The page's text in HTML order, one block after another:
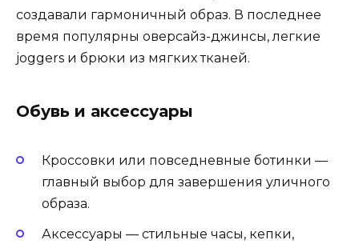
создавали гармоничный образ. В последнее
время популярны оверсайз-джинсы, легкие
joggers и брюки из мягких тканей.
Обувь и аксессуары
Кроссовки или повседневные ботинки —
главный выбор для завершения уличного
образа.
Аксессуары — стильные часы, кепки,